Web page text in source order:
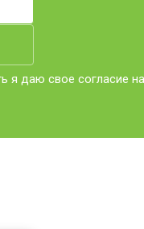
я даю свое согласие